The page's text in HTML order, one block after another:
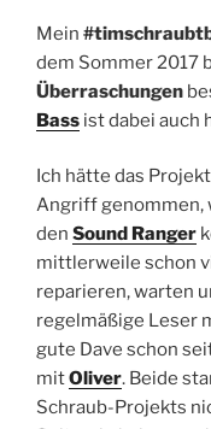
Mein
dem Sommer 2017
Überraschungen
Bass ist dabei auch
Ich hätte das
Angriff genommen,
den Sound Ranger
mittlerweile schon
reparieren, warten
regelmäßige Leser
gute Dave schon
mitOliver. Beide
Schraub-Projekts